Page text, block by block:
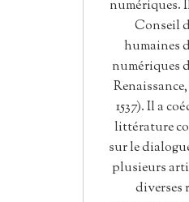
numériques.
Conseil
humaines
numériques
1537). Il a
littérature
sur le
plusieurs
diverses